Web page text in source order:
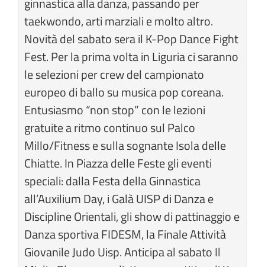
taekwondo, arti marziali e molto altro.
Novità del sabato sera il K-Pop Dance Fight
Fest. Per la prima volta in Liguria ci saranno
le selezioni per crew del campionato
europeo di ballo su musica pop coreana.
Entusiasmo “non stop” con le lezioni
gratuite a ritmo continuo sul Palco
Millo/Fitness e sulla sognante Isola delle
Chiatte. In Piazza delle Feste gli eventi
speciali: dalla Festa della Ginnastica
all’Auxilium Day, i Galà UISP di Danza e
Discipline Orientali, gli show di pattinaggio e
Danza sportiva FIDESM, la Finale Attività
Giovanile Judo Uisp. Anticipa al sabato Il